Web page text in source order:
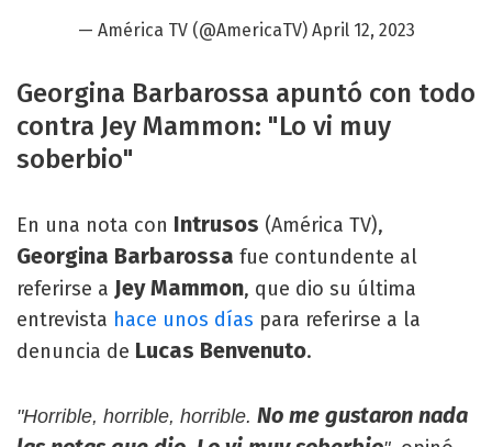
— América TV (@AmericaTV) April 12, 2023
Georgina Barbarossa apuntó con todo
contra Jey Mammon: "Lo vi muy
soberbio"
En una nota con Intrusos (América TV),
Georgina Barbarossa fue contundente al
referirse a Jey Mammon, que dio su última
entrevista hace unos días para referirse a la
denuncia de Lucas Benvenuto.
"Horrible, horrible, horrible. No me gustaron nada